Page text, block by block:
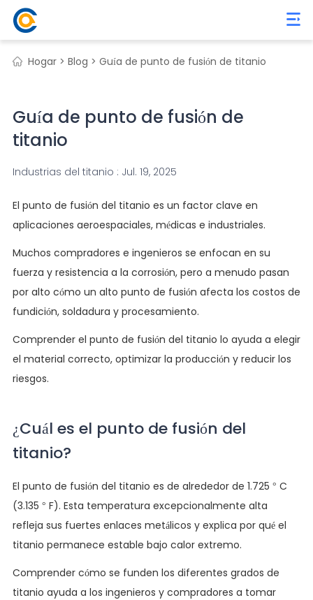
Hogar > Blog > Guía de punto de fusión de titanio
Guía de punto de fusión de
titanio
Industrias del titanio : Jul. 19, 2025
El punto de fusión del titanio es un factor clave en
aplicaciones aeroespaciales, médicas e industriales.
Muchos compradores e ingenieros se enfocan en su
fuerza y resistencia a la corrosión, pero a menudo pasan
por alto cómo un alto punto de fusión afecta los costos de
fundición, soldadura y procesamiento.
Comprender el punto de fusión del titanio lo ayuda a elegir
el material correcto, optimizar la producción y reducir los
riesgos.
¿Cuál es el punto de fusión del
titanio?
El punto de fusión del titanio es de alrededor de 1.725 ° C
(3.135 ° F). Esta temperatura excepcionalmente alta
refleja sus fuertes enlaces metálicos y explica por qué el
titanio permanece estable bajo calor extremo.
Comprender cómo se funden los diferentes grados de
titanio ayuda a los ingenieros y compradores a tomar